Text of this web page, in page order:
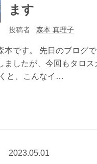
ます
投稿者 : 森本 真理子
本です。 先日のブログ
ましたが、今回もタロ
と、こんなイ…
2023.05.01